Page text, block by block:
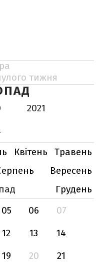
тижня
2021
Квітень
Травень
Вересень
Грудень
05 06
07
12 13
14
19 20
21